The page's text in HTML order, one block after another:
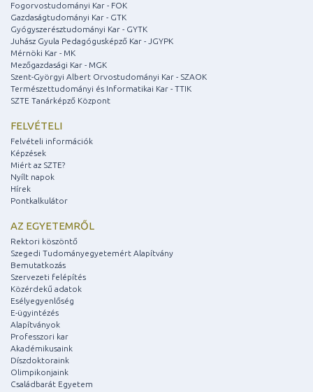
Fogorvostudományi Kar - FOK
Gazdaságtudományi Kar - GTK
Gyógyszerésztudományi Kar - GYTK
Juhász Gyula Pedagógusképző Kar - JGYPK
Mérnöki Kar - MK
Mezőgazdasági Kar - MGK
Szent-Györgyi Albert Orvostudományi Kar - SZAOK
Természettudományi és Informatikai Kar - TTIK
SZTE Tanárképző Központ
FELVÉTELI
Felvételi információk
Képzések
Miért az SZTE?
Nyílt napok
Hírek
Pontkalkulátor
AZ EGYETEMRŐL
Rektori köszöntő
Szegedi Tudományegyetemért Alapítvány
Bemutatkozás
Szervezeti felépítés
Közérdekű adatok
Esélyegyenlőség
E-ügyintézés
Alapítványok
Professzori kar
Akadémikusaink
Díszdoktoraink
Olimpikonjaink
Családbarát Egyetem